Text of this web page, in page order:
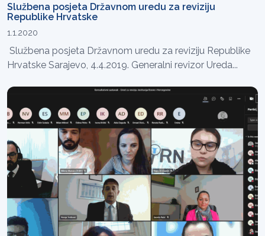
Službena posjeta Državnom uredu za reviziju
Republike Hrvatske
1.1.2020
Službena posjeta Državnom uredu za reviziju Republike
Hrvatske Sarajevo, 4.4.2019. Generalni revizor Ureda...